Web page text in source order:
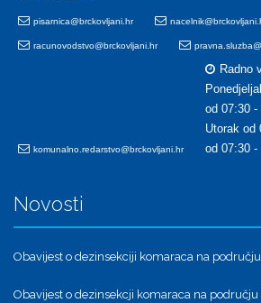
pisarnica@brckovljani.hr
racunovodstvo@brckovljani.hr
komunalno.redarstvo@brckovljani.hr
Radno
od 07:30 -
Utorak od
od 07:30 -
Novosti
Obavijest o dezinsekciji komaraca na
Obavijest o dezinsekcji komaraca na